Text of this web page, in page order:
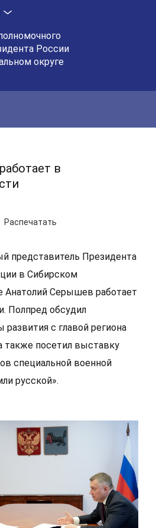
России
округе
в
Распечатать
представитель Президента
в Сибирском
Анатолий Серышев работает
Полпред обсудил
с главой региона
посетил выставку
специальной военной
русской».